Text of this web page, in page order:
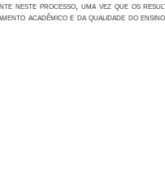
neste processo, uma vez que os
acadêmico e da qualidade do